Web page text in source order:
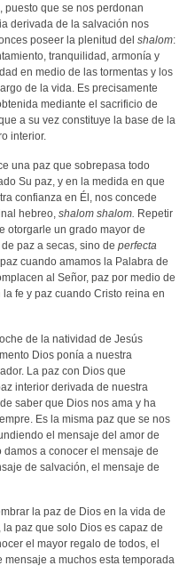
puesto que se nos perdonan
derivada de la salvación nos
poseer la plenitud del shalom:
tranquilidad, armonía y
en medio de las tormentas y los
de la vida. Es precisamente
mediante el sacrificio de
a su vez constituye la base de la
interior.
una paz que sobrepasa todo
Su paz, y en la medida en que
confianza en Él, nos concede
hebreo, shalom shalom. Repetir
otorgarle un grado mayor de
paz a secas, sino de perfecta
cuando amamos la Palabra de
al Señor, paz por medio de
fe y paz cuando Cristo reina en
de la natividad de Jesús
Dios ponía a nuestra
La paz con Dios que
interior derivada de nuestra
saber que Dios nos ama y ha
Es la misma paz que se nos
el mensaje del amor de
a conocer el mensaje de
de salvación, el mensaje de
la paz de Dios en la vida de
paz que solo Dios es capaz de
el mayor regalo de todos, el
mensaje a muchos esta temporada